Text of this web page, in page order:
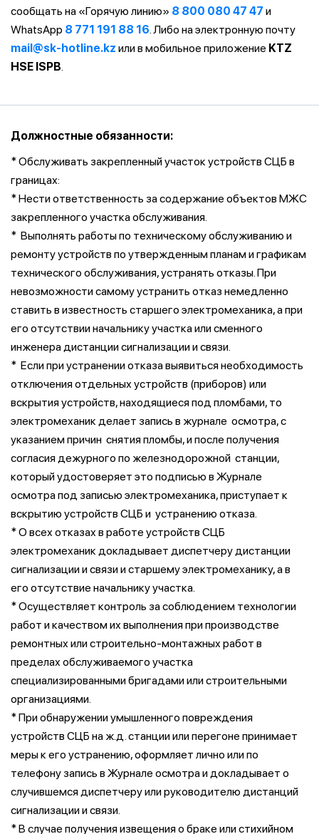
сообщать на «Горячую линию» 8 800 080 47 47 и
WhatsApp 8 771 191 88 16. Либо на электронную почту
mail@sk-hotline.kz или в мобильное приложение KTZ
HSE ISPB.
Должностные обязанности:
* Обслуживать закрепленный участок устройств СЦБ в
границах:
* Нести ответственность за содержание объектов МЖС
закрепленного участка обслуживания.
* Выполнять работы по техническому обслуживанию и
ремонту устройств по утвержденным планам и графикам
технического обслуживания, устранять отказы. При
невозможности самому устранить отказ немедленно
ставить в известность старшего электромеханика, а при
его отсутствии начальнику участка или сменного
инженера дистанции сигнализации и связи.
* Если при устранении отказа выявиться необходимость
отключения отдельных устройств (приборов) или
вскрытия устройств, находящиеся под пломбами, то
электромеханик делает запись в журнале осмотра, с
указанием причин снятия пломбы, и после получения
согласия дежурного по железнодорожной станции,
который удостоверяет это подписью в Журнале
осмотра под записью электромеханика, приступает к
вскрытию устройств СЦБ и устранению отказа.
* О всех отказах в работе устройств СЦБ
электромеханик докладывает диспетчеру дистанции
сигнализации и связи и старшему электромеханику, а в
его отсутствие начальнику участка.
* Осуществляет контроль за соблюдением технологии
работ и качеством их выполнения при производстве
ремонтных или строительно-монтажных работ в
пределах обслуживаемого участка
специализированными бригадами или строительными
организациями.
* При обнаружении умышленного повреждения
устройств СЦБ на ж.д. станции или перегоне принимает
меры к его устранению, оформляет лично или по
телефону запись в Журнале осмотра и докладывает о
случившемся диспетчеру или руководителю дистанций
сигнализации и связи.
* В случае получения извещения о браке или стихийном